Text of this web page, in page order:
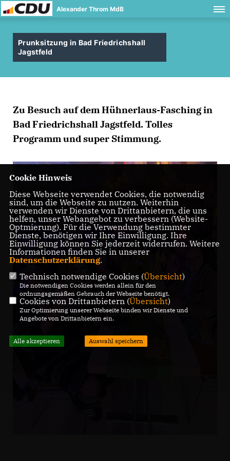
Alexander Throm MdB
Prunksitzung in Bad Friedrichshall
Jagstfeld
Zu Besuch auf dem Hühnerlaus-Fasching in
Bad Friedrichshall Jagstfeld. Tolles
Programm und super Stimmung.
Cookie Hinweis
Diese Webseite verwendet Cookies, die notwendig
sind, um die Webseite zu nutzen. Weiterhin
verwenden wir Dienste von Drittanbietern, die uns
helfen, unser Webangebot zu verbessern (Website-
Optmierung). Für die Verwendung bestimmter
Dienste, benötigen wir Ihre Einwilligung. Ihre
Einwilligung können Sie jederzeit widerrufen. Weitere
Informationen finden Sie in unserer
Datenschutzerklärung.
Technisch notwendige Cookies (Übersicht)
Die notwendigen Cookies werden allein für den
ordnungsgemäßen Gebrauch der Webseite benötigt.
Cookies von Drittanbietern (Übersicht)
Zur Optimierung unserer Webseite binden wir Dienste und
Angebote von Drittanbietern ein.
Alle akzeptieren Auswahl speichern